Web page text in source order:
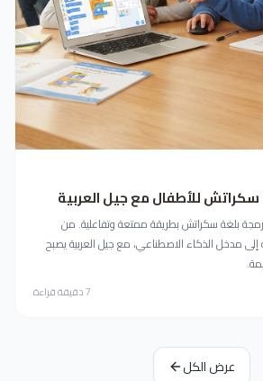
سكراتش للأطفال مع جيل العربية
بلغة سكراتش بطريقة ممتعة وتفاعلية. من
إلى مدخل الذكاء الاصطناعي، مع جيل العربية يصبح
7دقيقة قراءة
عرض الكل